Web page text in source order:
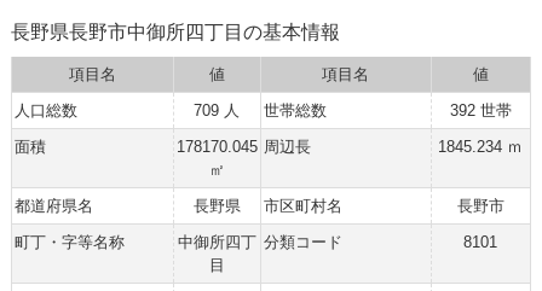
長野県長野市中御所四丁目の基本情報
項目名 値 項目名
値
人口総数
709 人 世帯総数
392 世帯
面積
178170.045
㎡
周辺長 1845.234 ｍ
都道府県名 長野県 市区町村名
長野市
町丁・字等名称
中御所四丁
目
分類コード 8101